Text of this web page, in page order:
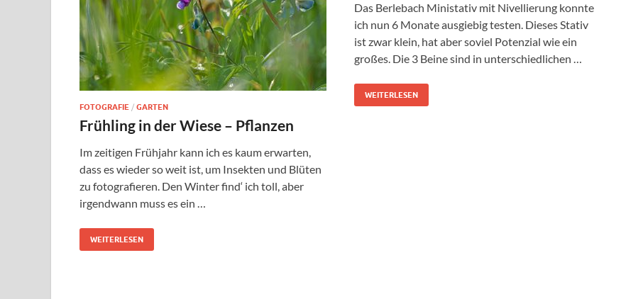
FOTOGRAFIE / GARTEN
Frühling in der Wiese – Pflanzen
Im zeitigen Frühjahr kann ich es kaum erwarten,
dass es wieder so weit ist, um Insekten und Blüten
zu fotografieren. Den Winter find‘ ich toll, aber
irgendwann muss es ein …
WEITERLESEN
Das Berlebach Ministativ mit Nivellierung konnte
ich nun 6 Monate ausgiebig testen. Dieses Stativ
ist zwar klein, hat aber soviel Potenzial wie ein
großes. Die 3 Beine sind in unterschiedlichen …
WEITERLESEN